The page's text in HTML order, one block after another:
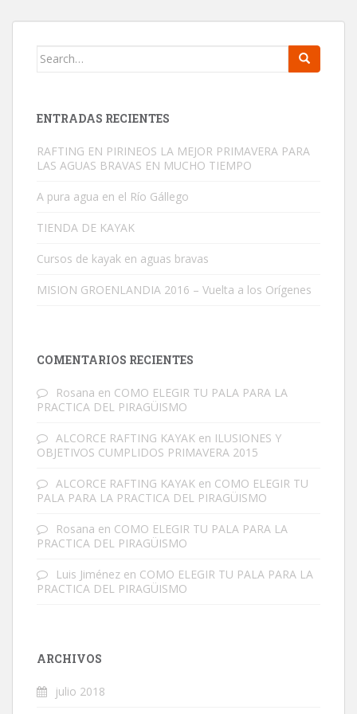
Search for:
ENTRADAS RECIENTES
RAFTING EN PIRINEOS LA MEJOR PRIMAVERA PARA
LAS AGUAS BRAVAS EN MUCHO TIEMPO
A pura agua en el Río Gállego
TIENDA DE KAYAK
Cursos de kayak en aguas bravas
MISION GROENLANDIA 2016 – Vuelta a los Orígenes
COMENTARIOS RECIENTES
Rosana en COMO ELEGIR TU PALA PARA LA
PRACTICA DEL PIRAGÜISMO
ALCORCE RAFTING KAYAK en ILUSIONES Y
OBJETIVOS CUMPLIDOS PRIMAVERA 2015
ALCORCE RAFTING KAYAK en COMO ELEGIR TU
PALA PARA LA PRACTICA DEL PIRAGÜISMO
Rosana en COMO ELEGIR TU PALA PARA LA
PRACTICA DEL PIRAGÜISMO
Luis Jiménez en COMO ELEGIR TU PALA PARA LA
PRACTICA DEL PIRAGÜISMO
ARCHIVOS
julio 2018